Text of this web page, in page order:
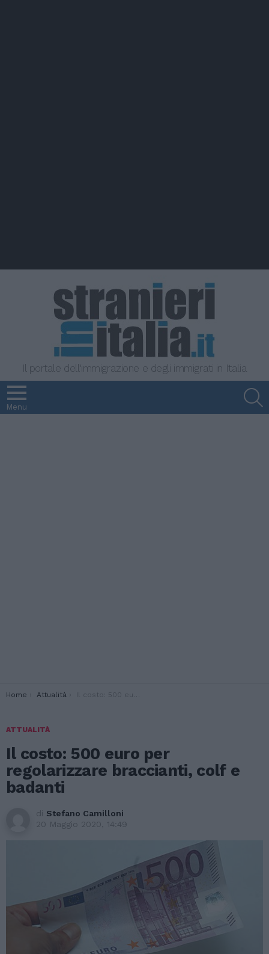
Il portale dell'immigrazione e degli immigrati in Italia
Menu
You are here:
Home Attualità Il costo: 500 euro per regolarizzare braccianti, colf e badanti
ATTUALITÀ
Il costo: 500 euro per
regolarizzare braccianti, colf e
badanti
di Stefano Camilloni
20 Maggio 2020, 14:49